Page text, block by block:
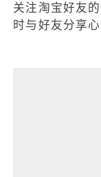
关注淘宝好友
时与好友分享